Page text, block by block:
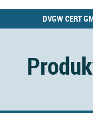
DVGW CERT